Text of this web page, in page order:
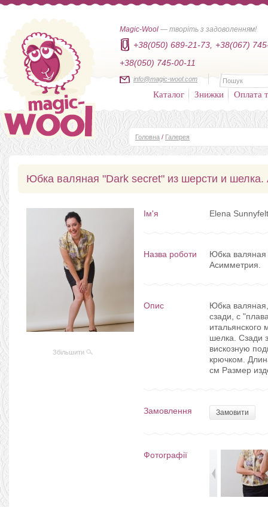
Magic-Wool — творіть з задоволенням!
+38(050) 689-21-73,
+38(067)
+38(050) 745-00-11
info@magic-wool.com
Каталог Знижки Оплата
Головна / Галерея
Юбка валяная "Dark secret" из шерсти и шелка.
Збільшити
Ім'я Elena Sunnyfelt
Назва роботи
Юбка валяная
Асимметрия.
Опис
Юбка
сзади, с
итальянского
шелка. Сзади
вискозную
крючком.
см Размер
Замовлення Замовити
Фотографії